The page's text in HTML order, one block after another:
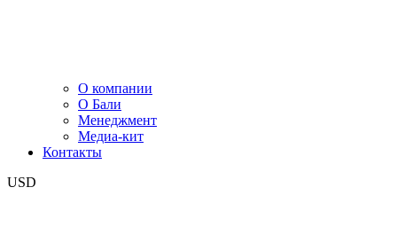
О компании
О Бали
Менеджмент
Медиа-кит
Контакты
USD